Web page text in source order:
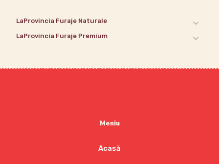
LaProvincia Furaje Naturale
LaProvincia Furaje Premium
Meniu
Acasă